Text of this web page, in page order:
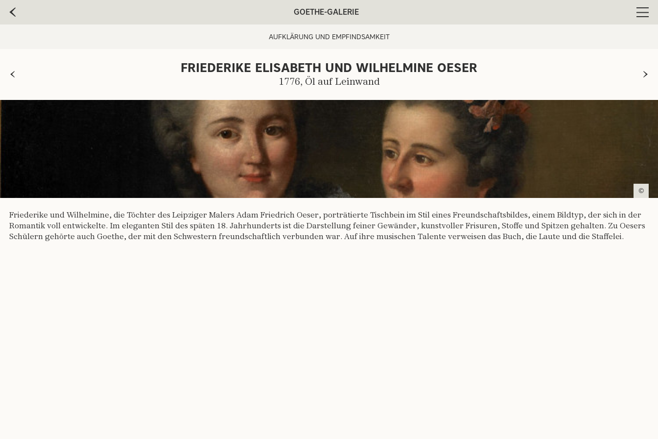
GOETHE-GALERIE
AUFKLÄRUNG UND EMPFINDSAMKEIT
ARTIST:
FRIEDERIKE ELISABETH UND WILHELMINE OESER
1776, Öl auf Leinwand
©
Friederike und Wilhelmine, die Töchter des Leipziger Malers Adam Friedrich Oeser, porträtierte Tischbein im Stil eines Freundschaftsbildes, einem Bildtyp, der sich in der
Romantik voll entwickelte. Im eleganten Stil des späten 18. Jahrhunderts ist die Darstellung feiner Gewänder, kunstvoller Frisuren, Stoffe und Spitzen gehalten. Zu Oesers
Schülern gehörte auch Goethe, der mit den Schwestern freundschaftlich verbunden war. Auf ihre musischen Talente verweisen das Buch, die Laute und die Staffelei.